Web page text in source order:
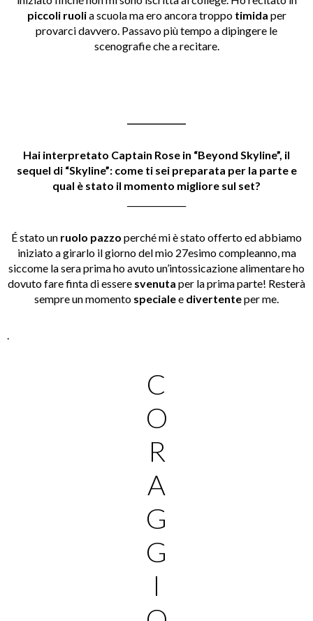
piccoli ruolia scuola ma ero ancora troppo timida per
provarci davvero. Passavo più tempo a dipingere le
scenografie che a recitare.
Hai interpretato Captain Rose in “Beyond Skyline”, il
sequel di “Skyline”: come ti sei preparata per la parte e
qual è stato il momento migliore sul set?
É stato un ruolo pazzo perché mi è stato offerto ed abbiamo
iniziato a girarlo il giorno del mio 27esimo compleanno, ma
siccome la sera prima ho avuto un’intossicazione alimentare ho
dovuto fare finta di essere svenuta per la prima parte! Resterà
sempre un momento specialee divertenteper me.
C
O
R
A
G
G
I